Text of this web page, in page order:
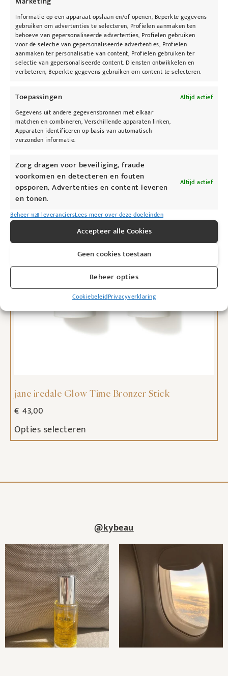
Informatie op een apparaat opslaan en/of openen, Beperkte gegevens
gebruiken om advertenties te selecteren, Profielen aanmaken ten
behoeve van gepersonaliseerde advertenties, Profielen gebruiken
voor de selectie van gepersonaliseerde advertenties, Profielen
aanmaken ter personalisatie van content, Profielen gebruiken ter
selectie van gepersonaliseerde content, Diensten ontwikkelen en
verbeteren, Beperkte gegevens gebruiken om content te selecteren.
Toepassingen
Altijd actief
Gegevens uit andere gegevensbronnen met elkaar
matchen en combineren, Verschillende apparaten linken,
Apparaten identificeren op basis van automatisch
verzonden informatie.
Zorg dragen voor beveiliging, fraude
voorkomen en detecteren en fouten
opsporen, Advertenties en content leveren
en tonen.
Altijd actief
Beheer 1128 leveranciersLees meer over deze doeleinden
Accepteer alle Cookies
Geen cookies toestaan
Beheer opties
CookiebeleidPrivacyverklaring
jane iredale
PureBronze Matte Bronzer
€47,00
Opties selecteren
jane iredale Glow Time Bronzer Stick
€ 43,00
Opties selecteren
@kybeau